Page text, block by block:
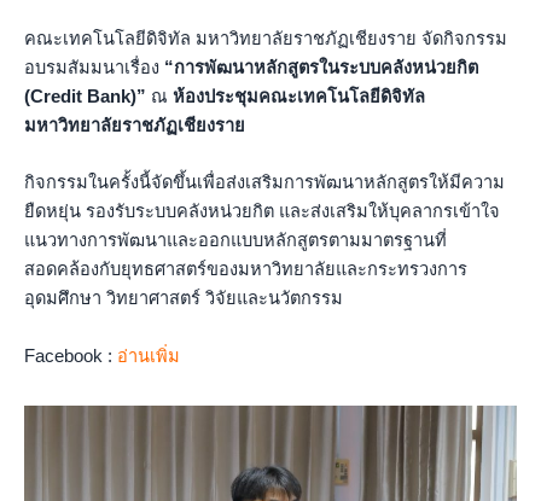
คณะเทคโนโลยีดิจิทัล มหาวิทยาลัยราชภัฏเชียงราย จัดกิจกรรม
อบรมสัมมนาเรื่อง “การพัฒนาหลักสูตรในระบบคลังหน่วยกิต
(Credit Bank)” ณ ห้องประชุมคณะเทคโนโลยีดิจิทัล
มหาวิทยาลัยราชภัฏเชียงราย
กิจกรรมในครั้งนี้จัดขึ้นเพื่อส่งเสริมการพัฒนาหลักสูตรให้มีความ
ยืดหยุ่น รองรับระบบคลังหน่วยกิต และส่งเสริมให้บุคลากรเข้าใจ
แนวทางการพัฒนาและออกแบบหลักสูตรตามมาตรฐานที่
สอดคล้องกับยุทธศาสตร์ของมหาวิทยาลัยและกระทรวงการ
อุดมศึกษา วิทยาศาสตร์ วิจัยและนวัตกรรม
Facebook : อ่านเพิ่ม